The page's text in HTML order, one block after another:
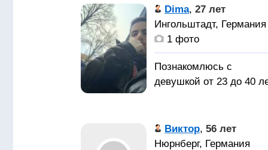
числе национальность,
вероисповедание,
страна, расстояние и т.
п.
Ищу
женщину для серьёзных
отношений с целью
чувством юмора,
женственную, с
Ценящую домашний
животных, которая хочет
Dima, 27 лет
Ингольштадт, Германия
1 фото
Познакомлюсь с
девушкой от 23 до 40
женщину
Виктор, 56 лет
Нюрнберг, Германия